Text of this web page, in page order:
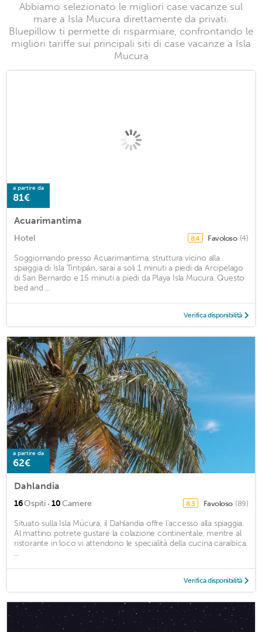
Abbiamo selezionato le migliori case vacanze sul
mare a Isla Mucura direttamente da privati.
Bluepillow ti permette di risparmiare, confrontando le
migliori tariffe sui principali siti di case vacanze a Isla
Mucura
a partire da
81€
Acuarimantima
Hotel 8,4 Favoloso (4)
Soggiornando presso Acuarimantima, struttura vicino alla
spiaggia di Isla Tintipán, sarai a soli 1 minuti a piedi da Arcipelago
di San Bernardo e 15 minuti a piedi da Playa Isla Mucura. Questo
bed and ...
Verifica disponibilità
a partire da
62€
Dahlandia
16Ospiti · 10Camere 8,3 Favoloso (89)
Situato sulla Isla Múcura, il Dahlandia offre l'accesso alla spiaggia.
Al mattino potrete gustare la colazione continentale, mentre al
ristorante in loco vi attendono le specialità della cucina caraibica.
...
Verifica disponibilità